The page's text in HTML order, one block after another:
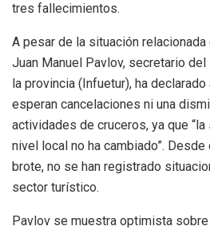
tres fallecimientos.
A pesar de la situación
Juan Manuel Pavlov, secretario
la provincia (Infuetur), ha
esperan cancelaciones ni una
actividades de cruceros, ya que
nivel local no ha cambiado”.
brote, no se han registrado
sector turístico.
Pavlov se muestra optimista